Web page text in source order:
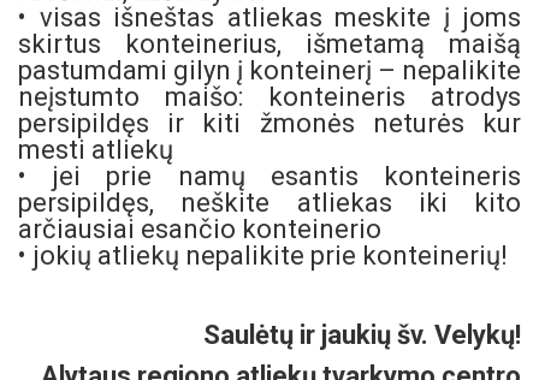
• visas išneštas atliekas meskite į joms
skirtus konteinerius, išmetamą maišą
pastumdami gilyn į konteinerį – nepalikite
neįstumto maišo: konteineris atrodys
persipildęs ir kiti žmonės neturės kur
mesti atliekų
• jei prie namų esantis konteineris
persipildęs, neškite atliekas iki kito
arčiausiai esančio konteinerio
• jokių atliekų nepalikite prie konteinerių!
Saulėtų ir jaukių šv. Velykų!